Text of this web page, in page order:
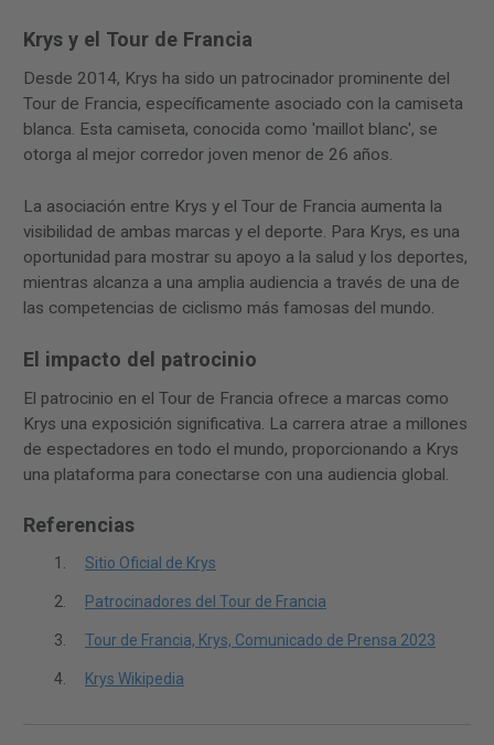
Krys y el Tour de Francia
Desde 2014, Krys ha sido un patrocinador prominente del
Tour de Francia, específicamente asociado con la camiseta
blanca. Esta camiseta, conocida como 'maillot blanc', se
otorga al mejor corredor joven menor de 26 años.
La asociación entre Krys y el Tour de Francia aumenta la
visibilidad de ambas marcas y el deporte. Para Krys, es una
oportunidad para mostrar su apoyo a la salud y los deportes,
mientras alcanza a una amplia audiencia a través de una de
las competencias de ciclismo más famosas del mundo.
El impacto del patrocinio
El patrocinio en el Tour de Francia ofrece a marcas como
Krys una exposición significativa. La carrera atrae a millones
de espectadores en todo el mundo, proporcionando a Krys
una plataforma para conectarse con una audiencia global.
Referencias
Sitio Oficial de Krys
Patrocinadores del Tour de Francia
Tour de Francia, Krys, Comunicado de Prensa 2023
Krys Wikipedia